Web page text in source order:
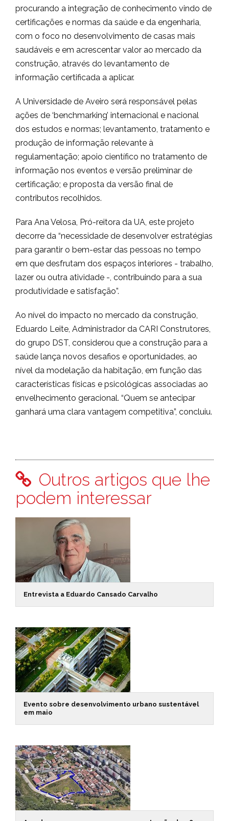
procurando a integração de conhecimento vindo de
certificações e normas da saúde e da engenharia,
com o foco no desenvolvimento de casas mais
saudáveis e em acrescentar valor ao mercado da
construção, através do levantamento de
informação certificada a aplicar.
A Universidade de Aveiro será responsável pelas
ações de ‘benchmarking’ internacional e nacional
dos estudos e normas; levantamento, tratamento e
produção de informação relevante à
regulamentação; apoio científico no tratamento de
informação nos eventos e versão preliminar de
certificação; e proposta da versão final de
contributos recolhidos.
Para Ana Velosa, Pró-reitora da UA, este projeto
decorre da “necessidade de desenvolver estratégias
para garantir o bem-estar das pessoas no tempo
em que desfrutam dos espaços interiores - trabalho,
lazer ou outra atividade -, contribuindo para a sua
produtividade e satisfação”.
Ao nível do impacto no mercado da construção,
Eduardo Leite, Administrador da CARI Construtores,
do grupo DST, considerou que a construção para a
saúde lança novos desafios e oportunidades, ao
nível da modelação da habitação, em função das
características físicas e psicológicas associadas ao
envelhecimento geracional. “Quem se antecipar
ganhará uma clara vantagem competitiva”, concluiu.
Outros artigos que lhe
podem interessar
Entrevista a Eduardo Cansado Carvalho
Evento sobre desenvolvimento urbano sustentável
em maio